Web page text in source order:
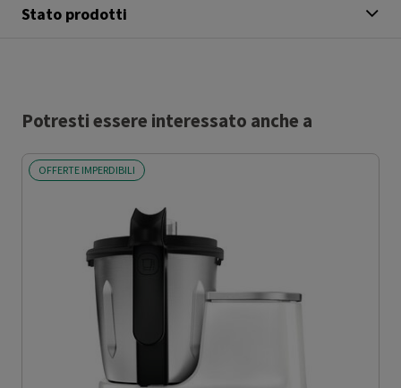
Stato prodotti
Potresti essere interessato anche a
OFFERTE IMPERDIBILI